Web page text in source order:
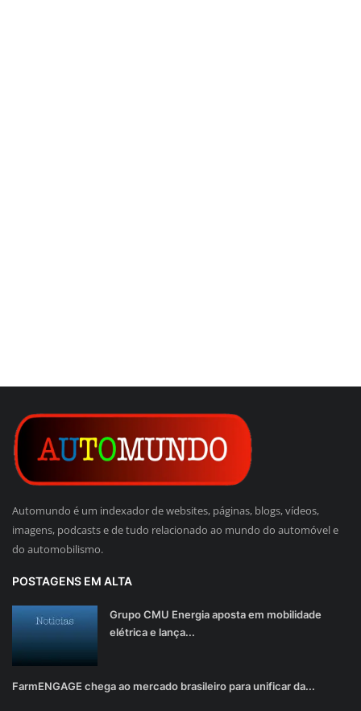
Automundo é um indexador de websites, páginas, blogs, vídeos,
imagens, podcasts e de tudo relacionado ao mundo do automóvel e
do automobilismo.
POSTAGENS EM ALTA
Grupo CMU Energia aposta em mobilidade
elétrica e lança...
FarmENGAGE chega ao mercado brasileiro para unificar da...